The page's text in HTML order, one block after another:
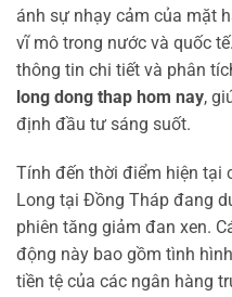
ánh sự nhạy cảm của mặt
vĩ mô trong nước và quốc
thông tin chi tiết và phân
long dong thap hom nay,
định đầu tư sáng suốt.
Tính đến thời điểm hiện tại
Long tại Đồng Tháp đang
phiên tăng giảm đan xen.
động này bao gồm tình
tiền tệ của các ngân hàng